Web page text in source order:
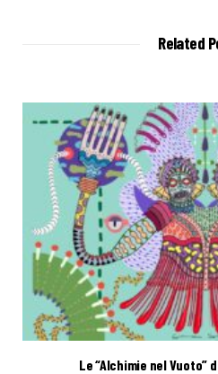
Related
Le “Alchimie nel Vuoto”